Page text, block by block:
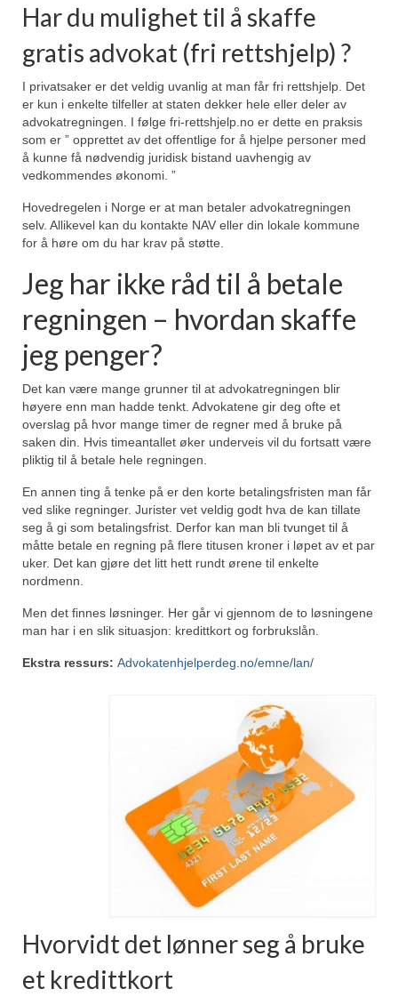
Har du mulighet til å skaffe
gratis advokat (fri rettshjelp) ?
I privatsaker er det veldig uvanlig at man får fri rettshjelp. Det
er kun i enkelte tilfeller at staten dekker hele eller deler av
advokatregningen. I følge fri-rettshjelp.no er dette en praksis
som er ” opprettet av det offentlige for å hjelpe personer med
å kunne få nødvendig juridisk bistand uavhengig av
vedkommendes økonomi. ”
Hovedregelen i Norge er at man betaler advokatregningen
selv. Allikevel kan du kontakte NAV eller din lokale kommune
for å høre om du har krav på støtte.
Jeg har ikke råd til å betale
regningen – hvordan skaffe
jeg penger?
Det kan være mange grunner til at advokatregningen blir
høyere enn man hadde tenkt. Advokatene gir deg ofte et
overslag på hvor mange timer de regner med å bruke på
saken din. Hvis timeantallet øker underveis vil du fortsatt være
pliktig til å betale hele regningen.
En annen ting å tenke på er den korte betalingsfristen man får
ved slike regninger. Jurister vet veldig godt hva de kan tillate
seg å gi som betalingsfrist. Derfor kan man bli tvunget til å
måtte betale en regning på flere titusen kroner i løpet av et par
uker. Det kan gjøre det litt hett rundt ørene til enkelte
nordmenn.
Men det finnes løsninger. Her går vi gjennom de to løsningene
man har i en slik situasjon: kredittkort og forbrukslån.
Ekstra ressurs: Advokatenhjelperdeg.no/emne/lan/
Hvorvidt det lønner seg å bruke
et kredittkort